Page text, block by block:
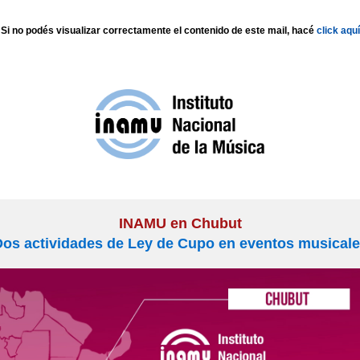
Si no podés visualizar correctamente el contenido de este mail, hacé click aquí
INAMU en Chubut
actividades de Ley de Cupo en eventos